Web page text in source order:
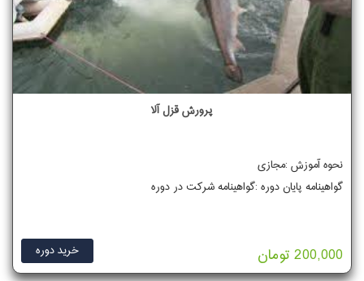
پرورش قزل آلا
نحوه آموزش :مجازی
گواهینامه پایان دوره :گواهینامه شرکت در دوره
خرید دوره 200,000 تومان